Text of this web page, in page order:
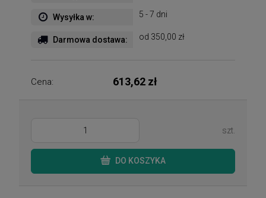
Wysyłka w: 5 - 7 dni
Darmowa dostawa: od 350,00 zł
Cena: 613,62 zł
szt.
DO KOSZYKA